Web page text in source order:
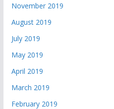
November 2019
August 2019
July 2019
May 2019
April 2019
March 2019
February 2019